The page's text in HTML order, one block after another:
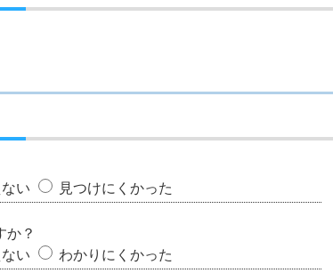
い 見つけにくかった
か？
い わかりにくかった